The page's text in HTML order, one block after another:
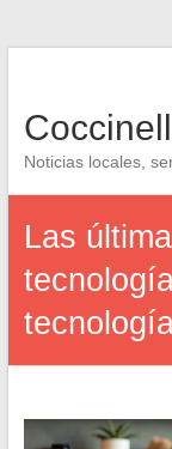
Noticias locales,
Las